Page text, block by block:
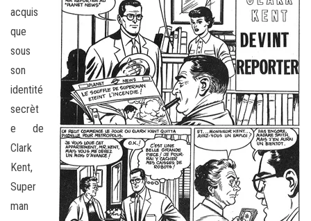
acquis
que
sous
son
identité
secrèt
e de
Clark
Kent,
Super
man